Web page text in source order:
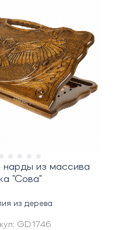
из массива
"Сова"
из дерева
GD1746